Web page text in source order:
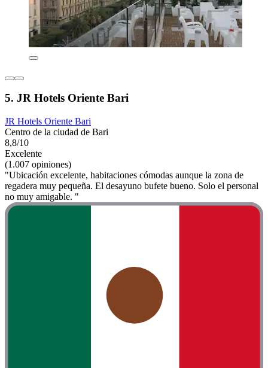
5. JR Hotels Oriente Bari
JR Hotels Oriente Bari
Centro de la ciudad de Bari
8,8/10
Excelente
(1.007 opiniones)
"Ubicación excelente, habitaciones cómodas aunque la zona de
regadera muy pequeña. El desayuno bufete bueno. Solo el personal
no muy amigable. "